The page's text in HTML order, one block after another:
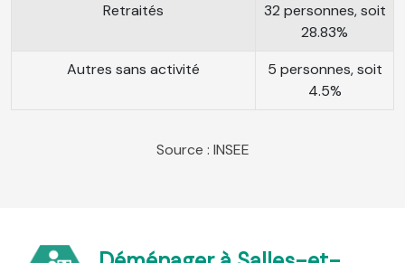
Retraités
32 personnes, soit
28.83%
Autres sans activité
5 personnes, soit
4.5%
Source : INSEE